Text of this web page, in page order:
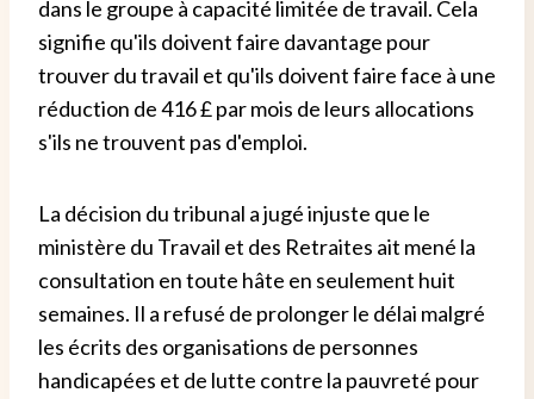
dans le groupe à capacité limitée de travail. Cela
signifie qu'ils doivent faire davantage pour
trouver du travail et qu'ils doivent faire face à une
réduction de 416 £ par mois de leurs allocations
s'ils ne trouvent pas d'emploi.
La décision du tribunal a jugé injuste que le
ministère du Travail et des Retraites ait mené la
consultation en toute hâte en seulement huit
semaines. Il a refusé de prolonger le délai malgré
les écrits des organisations de personnes
handicapées et de lutte contre la pauvreté pour